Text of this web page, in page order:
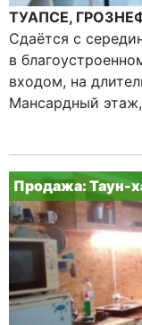
ТУАПСЕ,
Сдаётся с
в
входом, на
Мансардный
Продажа: Таун-